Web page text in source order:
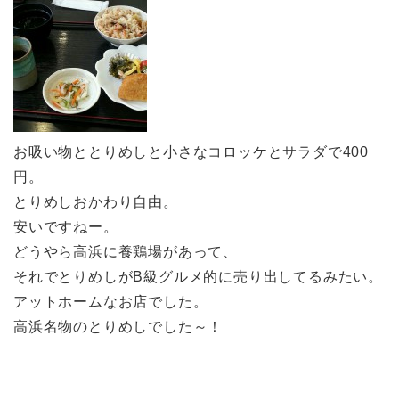
お吸い物ととりめしと小さなコロッケとサラダで400
円。
とりめしおかわり自由。
安いですねー。
どうやら高浜に養鶏場があって、
それでとりめしがB級グルメ的に売り出してるみたい。
アットホームなお店でした。
高浜名物のとりめしでした～！